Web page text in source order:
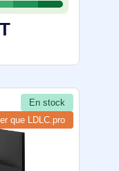
x 75 mm,
En stock
que LDLC.pro